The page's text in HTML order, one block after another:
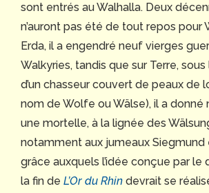
sont entrés au Walhalla. Deux
n’auront pas été de tout repos pour
Erda, il a engendré neuf vierges
Walkyries, tandis que sur Terre, sous
d’un chasseur couvert de peaux de
nom de Wolfe ou Wälse), il a donné
une mortelle, à la lignée des
notamment aux jumeaux Siegmund
grâce auxquels l’idée conçue par le
la fin de L’Or du Rhin devrait se